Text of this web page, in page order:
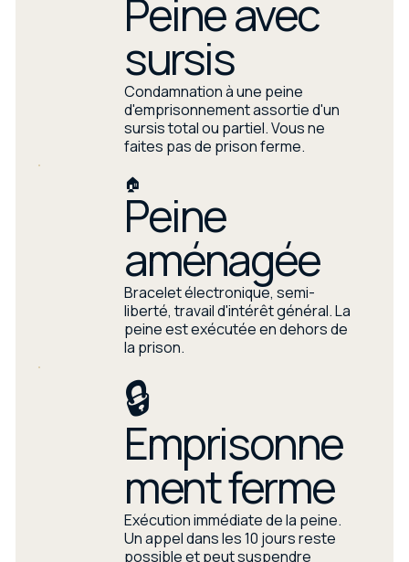
Peine avec
sursis
Condamnation à une peine
d'emprisonnement assortie d'un
sursis total ou partiel. Vous ne
faites pas de prison ferme.
🏠
Peine
aménagée
Bracelet électronique, semi-
liberté, travail d'intérêt général. La
peine est exécutée en dehors de
la prison.
🔒
Emprisonne
ment ferme
Exécution immédiate de la peine.
Un appel dans les 10 jours reste
possible et peut suspendre